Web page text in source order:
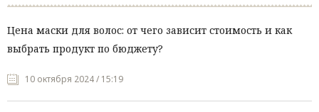
Цена маски для волос: от чего зависит стоимость и как
выбрать продукт по бюджету?
10 октября 2024 / 15:19